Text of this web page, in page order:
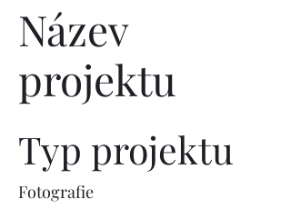
Název
projektu
Typ projektu
Fotografie